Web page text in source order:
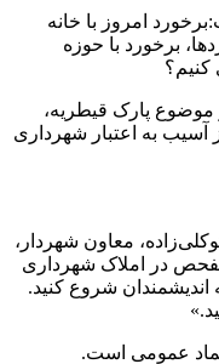
امروز با خانه
برخورد با حوزه
کنیم؟
موضوع پارک قیطریه،
آسیب به اعتبار شهرداری
معاون شهردار،
در املاک شهرداری
شروع کنید.
عمومی است.